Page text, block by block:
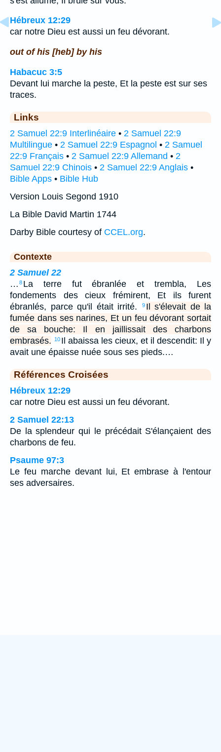
Hébreux 12:29
car notre Dieu est aussi un feu dévorant.
out of his [heb] by his
Habacuc 3:5
Devant lui marche la peste, Et la peste est sur ses
traces.
Links
2 Samuel 22:9 Interlinéaire • 2 Samuel 22:9
Multilingue • 2 Samuel 22:9 Espagnol • 2 Samuel
22:9 Français • 2 Samuel 22:9 Allemand • 2
Samuel 22:9 Chinois • 2 Samuel 22:9 Anglais •
Bible Apps • Bible Hub
Version Louis Segond 1910
La Bible David Martin 1744
Darby Bible courtesy of CCEL.org.
Contexte
2 Samuel 22
… 8 La terre fut ébranlée et trembla, Les
fondements des cieux frémirent, Et ils furent
ébranlés, parce qu'il était irrité.
9 Il s'élevait de la
fumée dans ses narines, Et un feu dévorant sortait
de sa bouche: Il en jaillissait des charbons
embrasés.
10 Il abaissa les cieux, et il descendit: Il y
avait une épaisse nuée sous ses pieds.…
Références Croisées
Hébreux 12:29
car notre Dieu est aussi un feu dévorant.
2 Samuel 22:13
De la splendeur qui le précédait S'élançaient des
charbons de feu.
Psaume 97:3
Le feu marche devant lui, Et embrase à l'entour
ses adversaires.